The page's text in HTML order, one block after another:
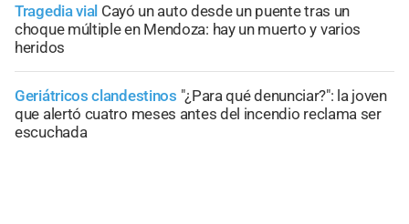
Tragedia vial Cayó un auto desde un puente tras un
choque múltiple en Mendoza: hay un muerto y varios
heridos
Geriátricos clandestinos "¿Para qué denunciar?": la joven
que alertó cuatro meses antes del incendio reclama ser
escuchada